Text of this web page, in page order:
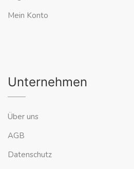
Mein Konto
Unternehmen
Über uns
AGB
Datenschutz